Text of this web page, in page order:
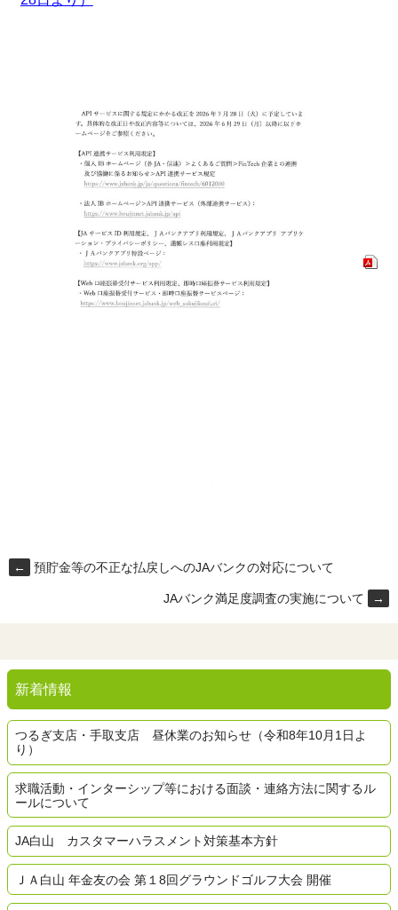
← 預貯金等の不正な払戻しへのJAバンクの対応について
JAバンク満足度調査の実施について →
新着情報
つるぎ支店・手取支店 昼休業のお知らせ（令和8年10月1日よ
り）
求職活動・インターシップ等における面談・連絡方法に関するル
ールについて
JA白山 カスタマーハラスメント対策基本方針
ＪＡ白山 年金友の会 第１8回グラウンドゴルフ大会 開催